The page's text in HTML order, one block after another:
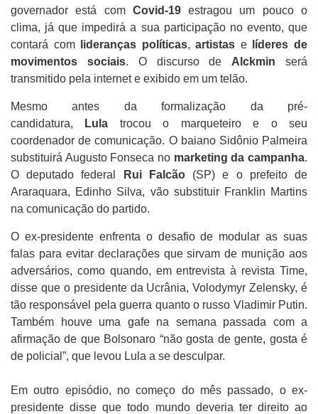
governador está com Covid-19estragou um pouco o
clima, já que impedirá a sua participação no evento, que
contará com
lideranças políticas,artistas e
líderes de
movimentos sociais. O discurso de Alckminserá
transmitido pela internet e exibido em um telão.
Mesmo antes da formalização da pré-
candidatura,
Lula trocou o marqueteiro e o seu
coordenador de comunicação. O baiano Sidônio Palmeira
substituirá Augusto Fonseca no marketing da campanha.
O deputado federal
Rui Falcão (SP) e o prefeito de
Araraquara, Edinho Silva, vão substituir Franklin Martins
na comunicação do partido.
O ex-presidente enfrenta o desafio de modular as suas
falas para evitar declarações que sirvam de munição aos
adversários, como quando, em entrevista à revista Time,
disse que o presidente da Ucrânia, Volodymyr Zelensky, é
tão responsável pela guerra quanto o russo Vladimir Putin.
Também houve uma gafe na semana passada com a
afirmação de que Bolsonaro “não gosta de gente, gosta é
de policial”, que levou Lula a se desculpar.
Em outro episódio, no começo do mês passado, o ex-
presidente disse que todo mundo deveria ter direito ao